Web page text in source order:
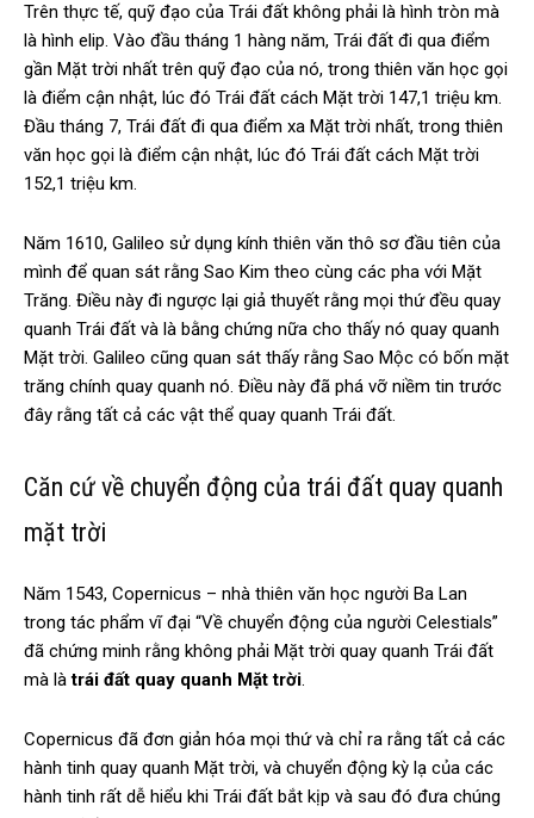
Trên thực tế, quỹ đạo của Trái đất không phải là hình tròn mà
là hình elip. Vào đầu tháng 1 hàng năm, Trái đất đi qua điểm
gần Mặt trời nhất trên quỹ đạo của nó, trong thiên văn học gọi
là điểm cận nhật, lúc đó Trái đất cách Mặt trời 147,1 triệu km.
Đầu tháng 7, Trái đất đi qua điểm xa Mặt trời nhất, trong thiên
văn học gọi là điểm cận nhật, lúc đó Trái đất cách Mặt trời
152,1 triệu km.
Năm 1610, Galileo sử dụng kính thiên văn thô sơ đầu tiên của
mình để quan sát rằng Sao Kim theo cùng các pha với Mặt
Trăng. Điều này đi ngược lại giả thuyết rằng mọi thứ đều quay
quanh Trái đất và là bằng chứng nữa cho thấy nó quay quanh
Mặt trời. Galileo cũng quan sát thấy rằng Sao Mộc có bốn mặt
trăng chính quay quanh nó. Điều này đã phá vỡ niềm tin trước
đây rằng tất cả các vật thể quay quanh Trái đất.
Căn cứ về chuyển động của trái đất quay quanh
mặt trời
Năm 1543, Copernicus – nhà thiên văn học người Ba Lan
trong tác phẩm vĩ đại “Về chuyển động của người Celestials”
đã chứng minh rằng không phải Mặt trời quay quanh Trái đất
mà làtrái đất quay quanh Mặt trời.
Copernicus đã đơn giản hóa mọi thứ và chỉ ra rằng tất cả các
hành tinh quay quanh Mặt trời, và chuyển động kỳ lạ của các
hành tinh rất dễ hiểu khi Trái đất bắt kịp và sau đó đưa chúng